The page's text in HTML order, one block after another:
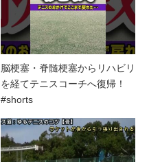
脳梗塞・脊髄梗塞からリハビリ
を経てテニスコーチへ復帰！
#shorts